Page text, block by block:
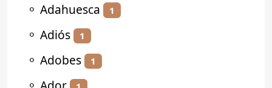
⚬ Adahuesca 1
⚬ Adiós 1
⚬ Adobes 1